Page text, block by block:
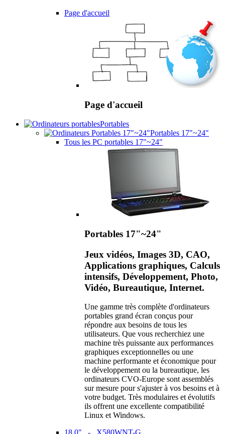
Page d'accueil
Page d'accueil
Portables
Portables 17"~24"
Tous les PC portables 17"~24"
Portables 17"~24"
Jeux vidéos, Images 3D, CAO,
Applications graphiques, Calculs
intensifs, Développement, Photo,
Vidéo, Bureautique, Internet.
Une gamme très complète d'ordinateurs
portables grand écran conçus pour
répondre aux besoins de tous les
utilisateurs. Que vous recherchiez une
machine très puissante aux performances
graphiques exceptionnelles ou une
machine performante et économique pour
le développement ou la bureautique, les
ordinateurs CVO-Europe sont assemblés
sur mesure pour s'ajuster à vos besoins et à
votre budget. Très modulaires et évolutifs
ils offrent une excellente compatibilité
Linux et Windows.